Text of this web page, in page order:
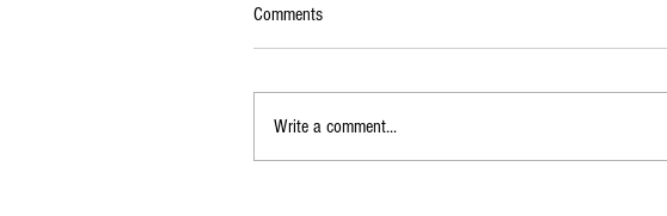
Comments
Write a comment...